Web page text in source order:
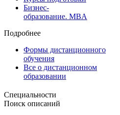
Бизнес-
образование. MBA
Подробнее
Формы дистанционного
обучения
Все о дистанционном
образовании
Специальности
Поиск описаний